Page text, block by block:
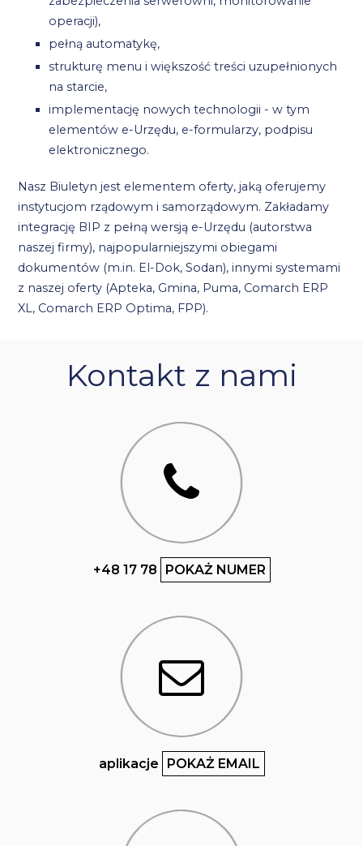
operacji),
pełną automatykę,
strukturę menu i większość treści uzupełnionych
na starcie,
implementację nowych technologii - w tym
elementów e-Urzędu, e-formularzy, podpisu
elektronicznego.
Nasz Biuletyn jest elementem oferty, jaką oferujemy
instytucjom rządowym i samorządowym. Zakładamy
integrację BIP z pełną wersją e-Urzędu (autorstwa
naszej firmy), najpopularniejszymi obiegami
dokumentów (m.in. El-Dok, Sodan), innymi systemami
z naszej oferty (Apteka, Gmina, Puma, Comarch ERP
XL, Comarch ERP Optima, FPP).
Kontakt z nami
+48 17 78 POKAŻ NUMER
aplikacje POKAŻ EMAIL